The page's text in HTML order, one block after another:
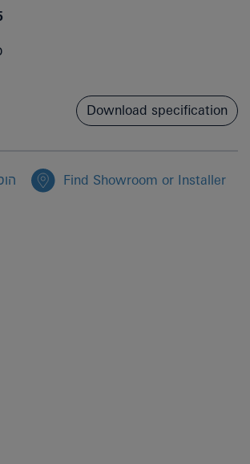
Download specification
Find Showroom or Installer